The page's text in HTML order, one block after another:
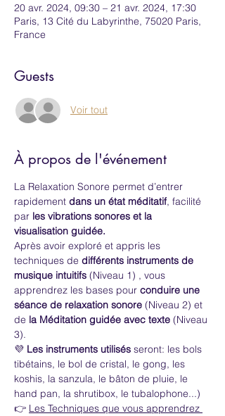
20 avr. 2024, 09:30 – 21 avr. 2024, 17:30
Paris, 13 Cité du Labyrinthe, 75020 Paris,
France
Guests
Voir tout
À propos de l'événement
La Relaxation Sonore permet d’entrer
rapidement dans un état méditatif, facilité
par les vibrations sonores et la
visualisation guidée.
Après avoir exploré et appris les
techniques de différents instruments de
musique intuitifs (Niveau 1) , vous
apprendrez les bases pour conduire une
séance de relaxation sonore (Niveau 2) et
de la Méditation guidée avec texte (Niveau
3).
💜 Les instruments utilisés seront: les bols
tibétains, le bol de cristal, le gong, les
koshis, la sanzula, le bâton de pluie, le
hand pan, la shrutibox, le tubalophone...)
👉 Les Techniques que vous apprendrez